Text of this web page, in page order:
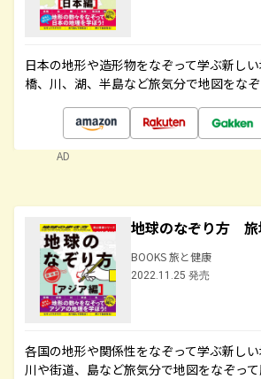
日本の地形や造形物をなぞって学ぶ新し
橋、川、湖、半島など旅気分で地図をな
AD
地球のなぞり方
BOOKS 旅と健康
2022.11.25 発売
各国の地形や関係性をなぞって学ぶ新しい
川や街道、島など旅気分で地図をなぞって